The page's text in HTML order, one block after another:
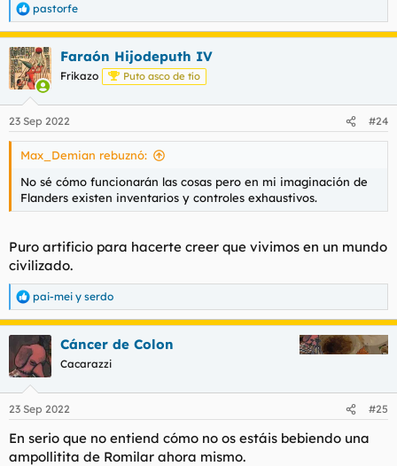
R
e
a
c
c
i
e
s
pastorfe
Faraón Hijodeputh IV
Frikazo Puto asco de tío
23 Sep 2022 #24
Max_Demian rebuznó:
No sé cómo funcionarán las cosas pero en mi imaginación de
Flanders existen inventarios y controles exhaustivos.
Puro artificio para hacerte creer que vivimos en un mundo
civilizado.
R
e
a
c
i
e
:
pai-mei y serdo
Cáncer de Colon
Cacarazzi
23 Sep 2022 #25
En serio que no entiend cómo no os estáis bebiendo una
ampollitita de Romilar ahora mismo.